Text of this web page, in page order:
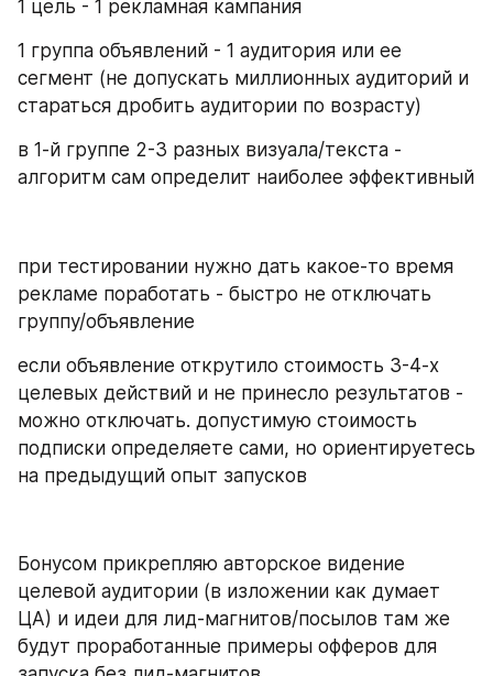
1 цель - 1 рекламная кампания
1 группа объявлений - 1 аудитория или ее
сегмент (не допускать миллионных аудиторий и
стараться дробить аудитории по возрасту)
в 1-й группе 2-3 разных визуала/текста -
при тестировании нужно дать какое-то время
рекламе поработать - быстро не отключать
группу/объявление
если объявление открутило стоимость 3-4-х
целевых действий и не принесло результатов -
можно отключать. допустимую стоимость
подписки определяете сами, но ориентируетесь
на предыдущий опыт запусков
Бонусом прикрепляю авторское видение
целевой аудитории (в изложении как думает
ЦА) и идеи для лид-магнитов/посылов там же
будут проработанные примеры офферов для